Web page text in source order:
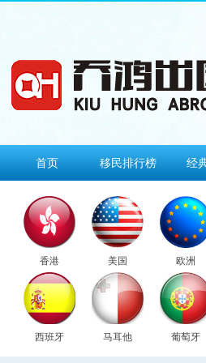
首页 移民排行榜 经
香港 美国 欧洲
西班牙 马耳他 葡萄牙